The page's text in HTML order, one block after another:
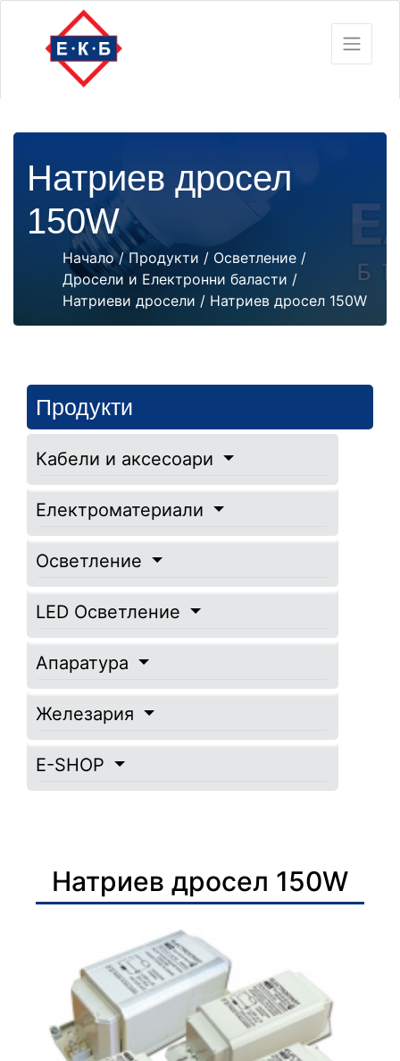
Натриев дросел
150W
Начало/Продукти / Осветление /
Дросели и Електронни баласти /
Натриеви дросели / Натриев дросел 150W
Продукти
Кабели и аксесоари
Електроматериали
Осветление
LED Осветление
Апаратура
Железария
E-SHOP
Натриев дросел 150W